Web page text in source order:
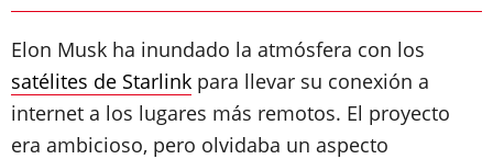
Elon Musk ha inundado la atmósfera con los
satélites de Starlink para llevar su conexión a
internet a los lugares más remotos. El proyecto
era ambicioso, pero olvidaba un aspecto